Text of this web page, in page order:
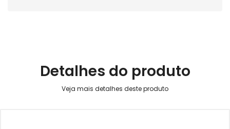
Detalhes do produto